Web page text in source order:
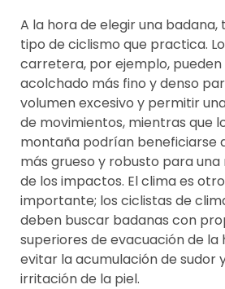
A la hora de elegir una
tipo de ciclismo que practica.
carretera, por ejemplo,
acolchado más fino y denso
volumen excesivo y permitir
de movimientos, mientras que
montaña podrían beneficiarse
más grueso y robusto para
de los impactos. El clima es
importante; los ciclistas de
deben buscar badanas con
superiores de evacuación de
evitar la acumulación de sudor
irritación de la piel.